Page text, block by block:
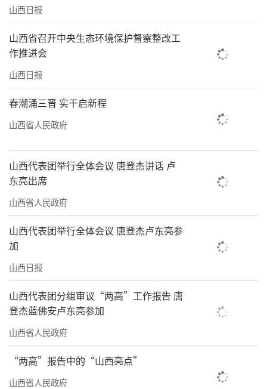
山西日报
山西省召开中央生态环境保护督察整改工
作推进会
山西日报
春潮涌三晋 实干启新程
山西省人民政府
山西代表团举行全体会议 唐登杰讲话 卢
东亮出席
山西省人民政府
山西代表团举行全体会议 唐登杰卢东亮参
加
山西日报
山西代表团分组审议“两高”工作报告 唐
登杰蓝佛安卢东亮参加
山西省人民政府
“两高”报告中的“山西亮点”
山西省人民政府